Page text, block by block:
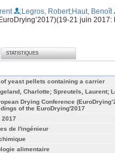
;Legros, Robert;Haut, Benoît
21 juin
STATISTIQUES
yeast pellets containing a carrier
Charlotte; Spreutels, Laurent;
Drying Conference
of the EuroDrying'2017
2017
de l'ingénieur
alimentaire